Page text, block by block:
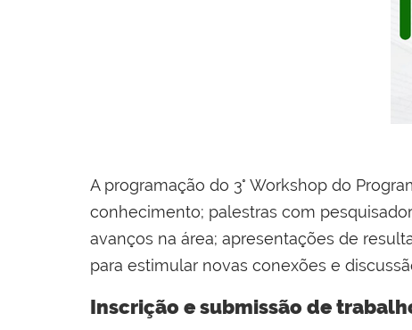
A programação do 3° Workshop do
conhecimento; palestras com
avanços na área; apresentações de
para estimular novas conexões e
Inscrição e submissão de